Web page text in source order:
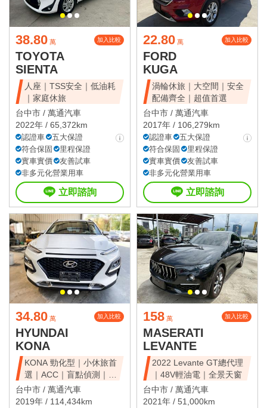
38.80 萬 加入比較
TOYOTA
SIENTA
人座｜TSS安全｜低油耗
｜家庭休旅
台中市 / 萬通汽車
2022年 / 65,372km
認證車
五大保證
符合保固
里程保證
實車實價
友善試車
非多元化營業用車
立即諮詢
22.80 萬 加入比較
FORD
KUGA
渦輪休旅｜大空間｜安全
配備齊全｜超值首選
台中市 / 萬通汽車
2017年 / 106,279km
認證車
五大保證
符合保固
里程保證
實車實價
友善試車
非多元化營業用車
立即諮詢
34.80 萬 加入比較
HYUNDAI
KONA
KONA 勁化型｜小休旅首
選｜ACC｜盲點偵測｜省
油好開
台中市 / 萬通汽車
2019年 / 114,434km
158 萬 加入比較
MASERATI
LEVANTE
2022 Levante GT總代理
｜48V輕油電｜全景天窗
台中市 / 萬通汽車
2021年 / 51,000km